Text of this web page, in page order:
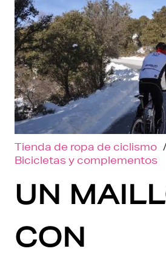
Tienda de ropa de ciclismo /
Bicicletas y complementos
UN
CON